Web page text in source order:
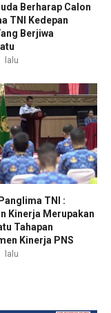
Berharap Calon
TNI Kedepan
Berjiwa
lalu
TNI :
Kinerja Merupakan
Tahapan
Kinerja PNS
lalu